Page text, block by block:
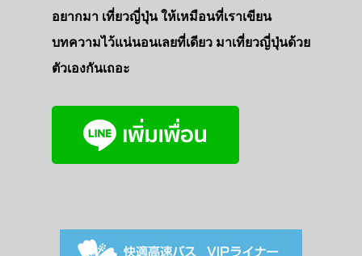
อยากมา เที่ยวญี่ปุ่น ให้เหมือนที่เราเขียน
บทความไว้แน่นอนเลยที่เดียว มาเที่ยวญี่ปุ่นด้วย
ตัวเองกันเถอะ